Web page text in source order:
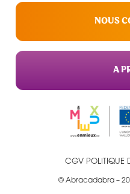
NOUS
A
CGV POLITIQUE
© Abracadabra –